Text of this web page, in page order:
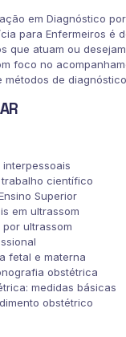
em Diagnóstico
para Enfermeiros é
que atuam ou
foco no
de
científico
Superior
em ultrassom
ultrassom
fetal e materna
obstétrica
medidas básicas
obstétrico